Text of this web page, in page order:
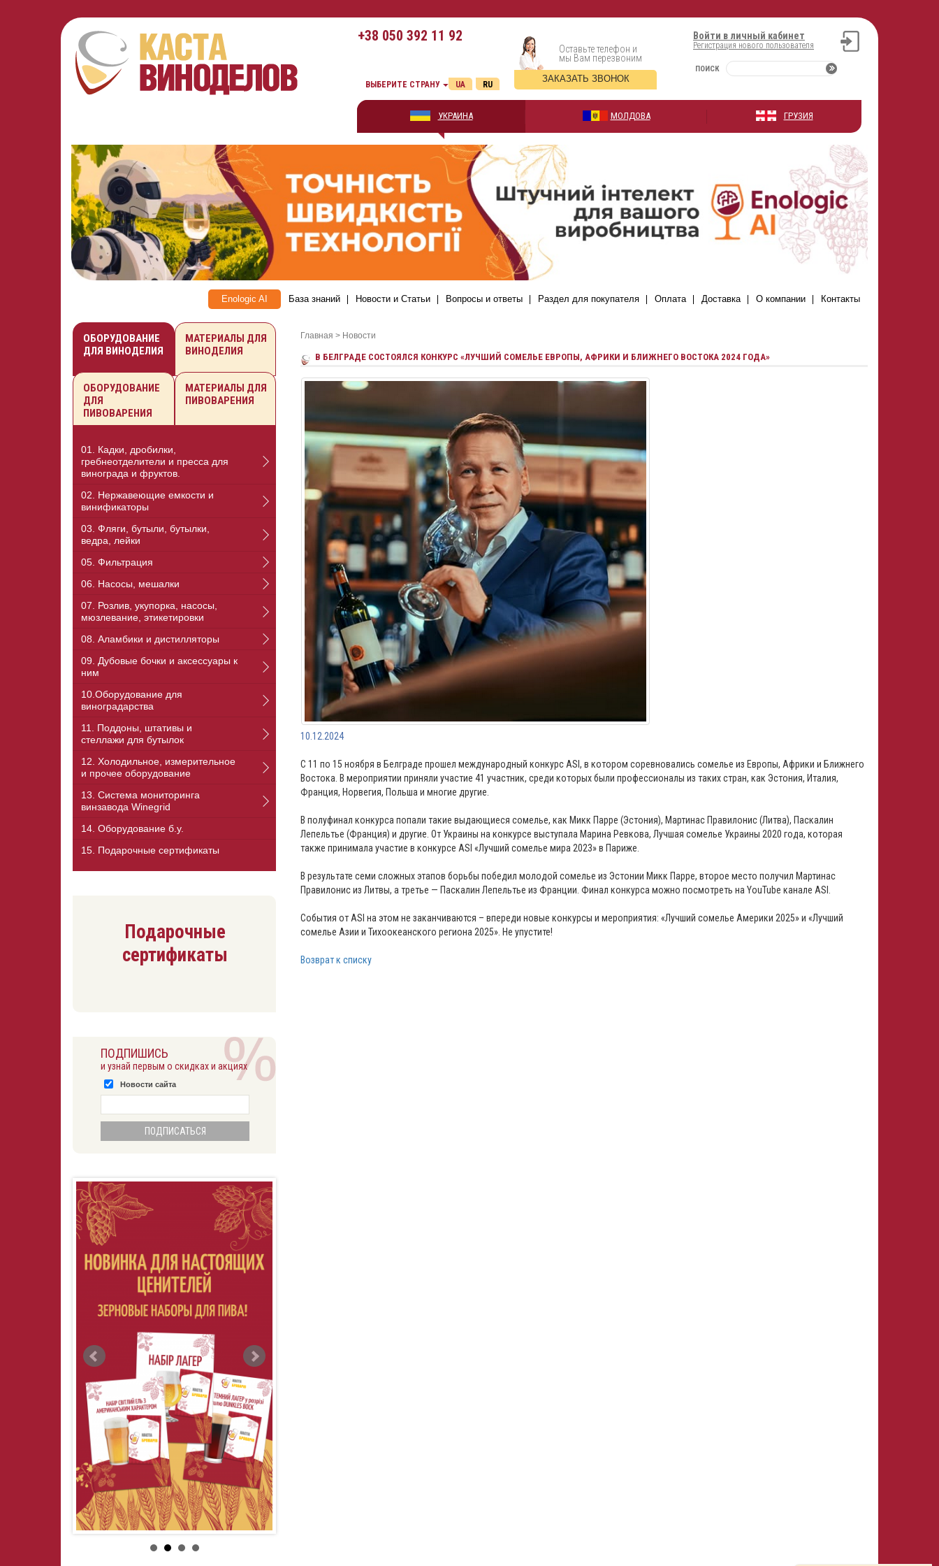
+38 050 392 11 92 Войти в личный кабинет
Регистрация нового пользователя
ПОИСК
Оставьте телефон и
мы Вам перезвоним
ЗАКАЗАТЬ ЗВОНОК
ВЫБЕРИТЕ СТРАНУ RU
UA
УКРАИНА МОЛДОВА ГРУЗИЯ
Enologic AI База знаний Новости и Статьи Вопросы и ответы Раздел для покупателя Оплата Доставка О компании Контакты
Главная > Новости
В БЕЛГРАДЕ СОСТОЯЛСЯ КОНКУРС «ЛУЧШИЙ СОМЕЛЬЕ ЕВРОПЫ, АФРИКИ И БЛИЖНЕГО ВОСТОКА 2024 ГОДА»
10.12.2024
С 11 по 15 ноября в Белграде прошел международный конкурс ASI, в котором соревновались сомелье из Европы, Африки и Ближнего
Востока. В мероприятии приняли участие 41 участник, среди которых были профессионалы из таких стран, как Эстония, Италия,
Франция, Норвегия, Польша и многие другие.
В полуфинал конкурса попали такие выдающиеся сомелье, как Микк Парре (Эстония), Мартинас Правилонис (Литва), Паскалин
Лепельтье (Франция) и другие. От Украины на конкурсе выступала Марина Ревкова, Лучшая сомелье Украины 2020 года, которая
также принимала участие в конкурсе ASI «Лучший сомелье мира 2023» в Париже.
В результате семи сложных этапов борьбы победил молодой сомелье из Эстонии Микк Парре, второе место получил Мартинас
Правилонис из Литвы, а третье — Паскалин Лепельтье из Франции. Финал конкурса можно посмотреть на YouTube канале ASI.
События от ASI на этом не заканчиваются – впереди новые конкурсы и мероприятия: «Лучший сомелье Америки 2025» и «Лучший
сомелье Азии и Тихоокеанского региона 2025». Не упустите!
Возврат к списку
ОБОРУДОВАНИЕ
ДЛЯ ВИНОДЕЛИЯ
МАТЕРИАЛЫ ДЛЯ
ВИНОДЕЛИЯ
ОБОРУДОВАНИЕ
ДЛЯ
ПИВОВАРЕНИЯ
МАТЕРИАЛЫ ДЛЯ
ПИВОВАРЕНИЯ
01. Кадки, дробилки,
гребнеотделители и пресса для
винограда и фруктов.
02. Нержавеющие емкости и
винификаторы
03. Фляги, бутыли, бутылки,
ведра, лейки
05. Фильтрация
06. Насосы, мешалки
07. Розлив, укупорка, насосы,
мюзлевание, этикетировки
08. Аламбики и дистилляторы
09. Дубовые бочки и аксессуары к
ним
10.Оборудование для
виноградарства
11. Поддоны, штативы и
стеллажи для бутылок
12. Холодильное, измерительное
и прочее оборудование
13. Cистема мониторинга
винзавода Winegrid
14. Оборудование б.у.
15. Подарочные сертификаты
Подарочные
сертификаты
ПОДПИШИСЬ
и узнай первым о скидках и акциях
Новости сайта